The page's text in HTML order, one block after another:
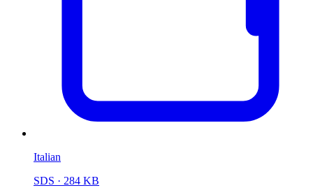
Italian
SDS · 284 KB